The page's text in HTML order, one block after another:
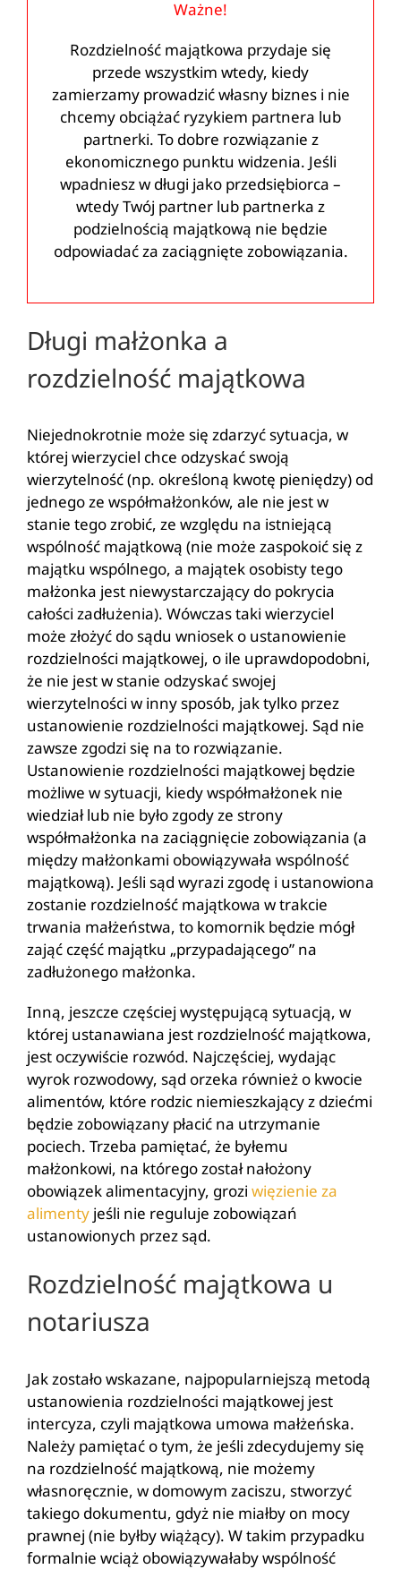
Ważne!
Rozdzielność majątkowa przydaje się
przede wszystkim wtedy, kiedy
zamierzamy prowadzić własny biznes i nie
chcemy obciążać ryzykiem partnera lub
partnerki. To dobre rozwiązanie z
ekonomicznego punktu widzenia. Jeśli
wpadniesz w długi jako przedsiębiorca –
wtedy Twój partner lub partnerka z
podzielnością majątkową nie będzie
odpowiadać za zaciągnięte zobowiązania.
Długi małżonka a
rozdzielność majątkowa
Niejednokrotnie może się zdarzyć sytuacja, w
której wierzyciel chce odzyskać swoją
wierzytelność (np. określoną kwotę pieniędzy) od
jednego ze współmałżonków, ale nie jest w
stanie tego zrobić, ze względu na istniejącą
wspólność majątkową (nie może zaspokoić się z
majątku wspólnego, a majątek osobisty tego
małżonka jest niewystarczający do pokrycia
całości zadłużenia). Wówczas taki wierzyciel
może złożyć do sądu wniosek o ustanowienie
rozdzielności majątkowej, o ile uprawdopodobni,
że nie jest w stanie odzyskać swojej
wierzytelności w inny sposób, jak tylko przez
ustanowienie rozdzielności majątkowej. Sąd nie
zawsze zgodzi się na to rozwiązanie.
Ustanowienie rozdzielności majątkowej będzie
możliwe w sytuacji, kiedy współmałżonek nie
wiedział lub nie było zgody ze strony
współmałżonka na zaciągnięcie zobowiązania (a
między małżonkami obowiązywała wspólność
majątkową). Jeśli sąd wyrazi zgodę i ustanowiona
zostanie rozdzielność majątkowa w trakcie
trwania małżeństwa, to komornik będzie mógł
zająć część majątku „przypadającego” na
zadłużonego małżonka.
Inną, jeszcze częściej występującą sytuacją, w
której ustanawiana jest rozdzielność majątkowa,
jest oczywiście rozwód. Najczęściej, wydając
wyrok rozwodowy, sąd orzeka również o kwocie
alimentów, które rodzic niemieszkający z dziećmi
będzie zobowiązany płacić na utrzymanie
pociech. Trzeba pamiętać, że byłemu
małżonkowi, na którego został nałożony
obowiązek alimentacyjny, grozi więzienie za
alimenty jeśli nie reguluje zobowiązań
ustanowionych przez sąd.
Rozdzielność majątkowa u
notariusza
Jak zostało wskazane, najpopularniejszą metodą
ustanowienia rozdzielności majątkowej jest
intercyza, czyli majątkowa umowa małżeńska.
Należy pamiętać o tym, że jeśli zdecydujemy się
na rozdzielność majątkową, nie możemy
własnoręcznie, w domowym zaciszu, stworzyć
takiego dokumentu, gdyż nie miałby on mocy
prawnej (nie byłby wiążący). W takim przypadku
formalnie wciąż obowiązywałaby wspólność